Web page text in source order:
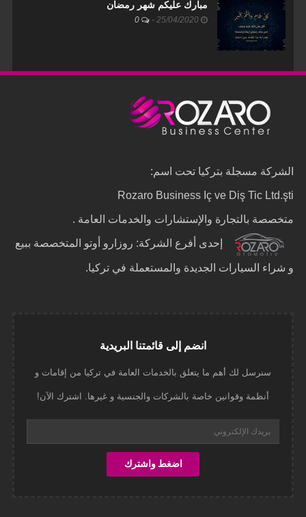
مبارك عليكم شهر رمضان
-
الشركة مسجلة بتركيا تحت اسم:
Rozaro Business Iç ve Diş Tic Ltd.şti
متخصصة بالتجارة والإستشارات والخدمات العامة .
إحدى أفرع الشركة: روزارو أوتو المتخصصة ببيع
و شراء السيارات الجديدة والمستعملة في تركيا.
انضم إلى قائمتنا البريدية
سنرسل لك أهم ما يتعلق بالخدمات العامة في تركيا من إقامات و
أنظمة وقوانين خاصة بالشركات والجنسية و غيرها. اشترك الآن!